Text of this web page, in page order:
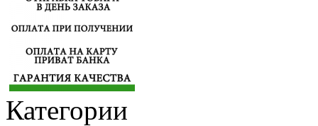
Категории